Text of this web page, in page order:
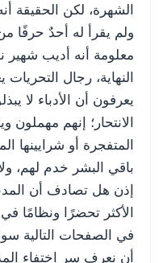
الشهرة، لكن الحقيقة
ولم يقرأ له أحدٌ حرفًا
معلومة أنه أديب شهير
النهاية، رجال
يعرفون أن الأدباء لا
الانتحار؛ إنهم مهملون
المتفجرة أو
باقي البشر خدم لهم،
إذن هل تصادف أن
الأكثر تحضرًا ونظامًا
في الصفحات التالية
أن نعرف سر اختفاء